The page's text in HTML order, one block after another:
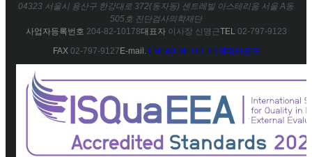
04323 서울시 용산구 한강대로 372(동자동) 센트레빌 아스테리움 서울 A동
505호 진단검사의학재단
사업자등록번호 204-82-10178대표자이사장 신명근TEL 02-797-9123
FAX 02-797-9127E-mail. LMF@LMF.OR.KR관리자모드